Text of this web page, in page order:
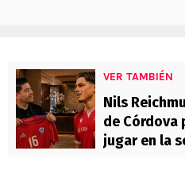
VER TAMBIÉN
Nils
de Córdova
jugar en la